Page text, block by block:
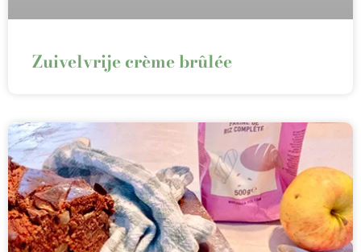
Zuivelvrije crème brûlée